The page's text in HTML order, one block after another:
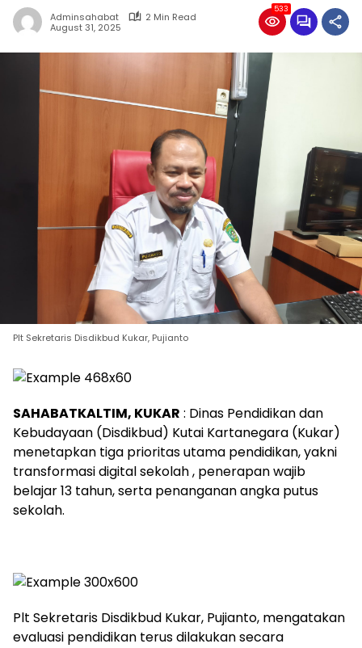
Adminsahabat
2 Min Read
August 31, 2025
533
Plt Sekretaris Disdikbud Kukar, Pujianto
SAHABATKALTIM, KUKAR : Dinas Pendidikan dan
Kebudayaan (Disdikbud) Kutai Kartanegara (Kukar)
menetapkan tiga prioritas utama pendidikan, yakni
transformasi digital sekolah , penerapan wajib
belajar 13 tahun, serta penanganan angka putus
sekolah.
Plt Sekretaris Disdikbud Kukar, Pujianto, mengatakan
evaluasi pendidikan terus dilakukan secara